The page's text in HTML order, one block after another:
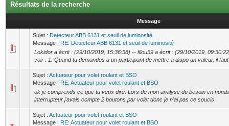
Résultats de la recherche
Message
Sujet : Detecteur ABB 6131 et seuil de luminosité
Message : RE: Detecteur ABB 6131 et seuil de luminosité
Lokidor a écrit : (29/10/2019, 15:36:58) -- filou59 a écrit : (29/10/2019,
voir : 1: Quand tu demandes a un participant de mettre a dispo un valeur, il
Sujet : Actuateur pour volet roulant et BSO
Message : RE: Actuateur pour volet roulant et BSO
ok je comprends ce que tu veux dire. Lors de mon analyse du besoin en
interrupteur j'avais compte 2 boutons par volet donc je n'ai pas ce soucis
Sujet : Actuateur pour volet roulant et BSO
Message : RE: Actuateur pour volet roulant et BSO